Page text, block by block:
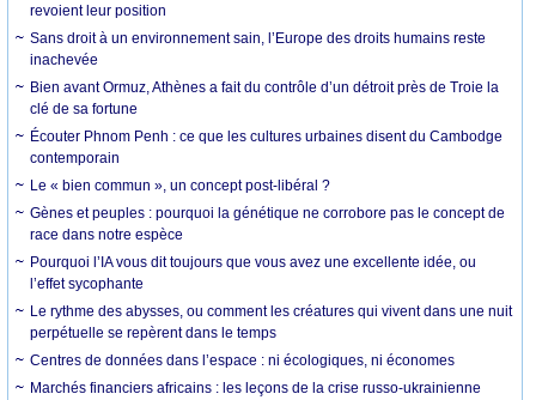
revoient leur position
Sans droit à un environnement sain, l’Europe des droits humains reste
inachevée
Bien avant Ormuz, Athènes a fait du contrôle d’un détroit près de Troie la
clé de sa fortune
Écouter Phnom Penh : ce que les cultures urbaines disent du Cambodge
contemporain
Le « bien commun », un concept post-libéral ?
Gènes et peuples : pourquoi la génétique ne corrobore pas le concept de
race dans notre espèce
Pourquoi l’IA vous dit toujours que vous avez une excellente idée, ou
l’effet sycophante
Le rythme des abysses, ou comment les créatures qui vivent dans une nuit
perpétuelle se repèrent dans le temps
Centres de données dans l’espace : ni écologiques, ni économes
Marchés financiers africains : les leçons de la crise russo-ukrainienne